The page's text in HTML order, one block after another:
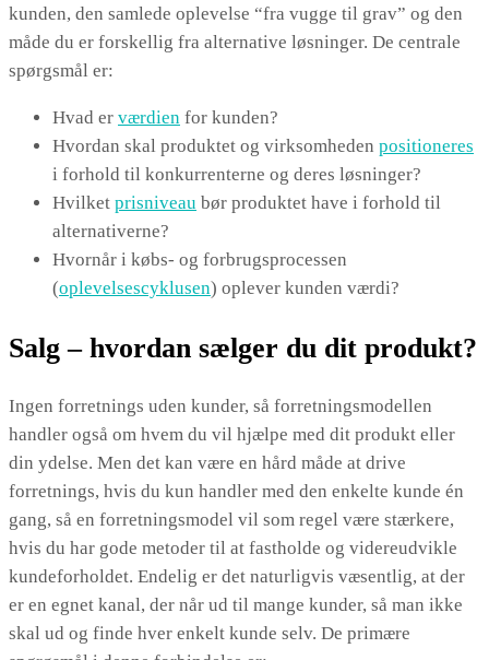
kunden, den samlede oplevelse “fra vugge til grav” og den
måde du er forskellig fra alternative løsninger. De centrale
spørgsmål er:
Hvad er værdien for kunden?
Hvordan skal produktet og virksomheden positioneres
i forhold til konkurrenterne og deres løsninger?
Hvilket prisniveau bør produktet have i forhold til
alternativerne?
Hvornår i købs- og forbrugsprocessen
(oplevelsescyklusen) oplever kunden værdi?
Salg – hvordan sælger du dit produkt?
Ingen forretnings uden kunder, så forretningsmodellen
handler også om hvem du vil hjælpe med dit produkt eller
din ydelse. Men det kan være en hård måde at drive
forretnings, hvis du kun handler med den enkelte kunde én
gang, så en forretningsmodel vil som regel være stærkere,
hvis du har gode metoder til at fastholde og videreudvikle
kundeforholdet. Endelig er det naturligvis væsentlig, at der
er en egnet kanal, der når ud til mange kunder, så man ikke
skal ud og finde hver enkelt kunde selv. De primære